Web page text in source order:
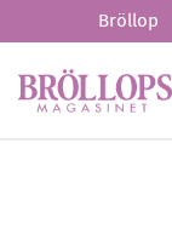
Bröllop